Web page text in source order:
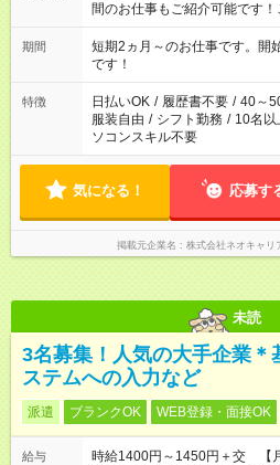
間のお仕事もご紹介可能です
庭の都合でお休みが必要な場合
週最低15時間以上の勤務が必
期間
短期2ヵ月～のお仕事です。
です！
特徴 日払いOK / 履歴書不要 / 40～
服装自由 / シフト勤務 / 10名以
ソコンスキル不要
気になる！ 応募す
掲載元企業名 株式会社ネオキャリ
未読
3名募集！人気の大手企業＊
ステムへの入力など
派遣 ブランクOK WEB登録・面接OK
給与
時給1400円～1450円＋交 【